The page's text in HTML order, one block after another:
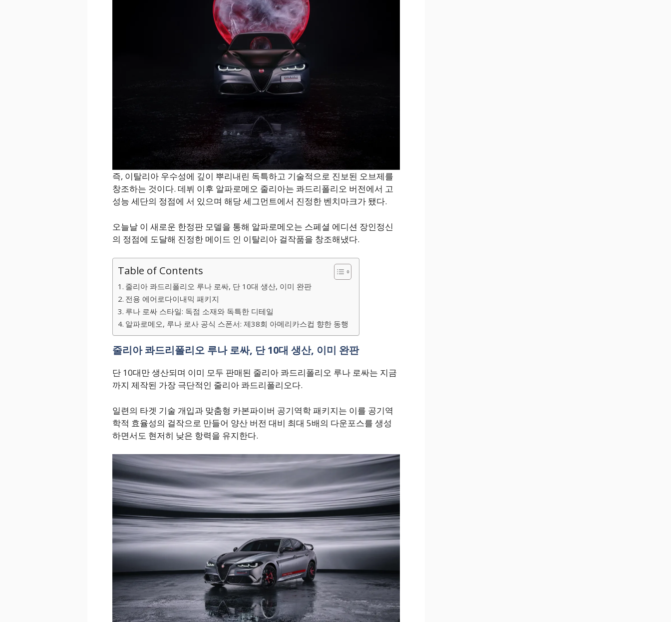
즉, 이탈리아 우수성에 깊이 뿌리내린 독특하고 기술적으로 진보된 오브제를
창조하는 것이다. 데뷔 이후 알파로메오 줄리아는 콰드리폴리오 버전에서 고
성능 세단의 정점에 서 있으며 해당 세그먼트에서 진정한 벤치마크가 됐다.
오늘날 이 새로운 한정판 모델을 통해 알파로메오는 스페셜 에디션 장인정신
의 정점에 도달해 진정한 메이드 인 이탈리아 걸작품을 창조해냈다.
Table of Contents
줄리아 콰드리폴리오 루나 로싸, 단 10대 생산, 이미 완판
전용 에어로다이내믹 패키지
루나 로싸 스타일: 독점 소재와 독특한 디테일
알파로메오, 루나 로사 공식 스폰서: 제38회 아메리카스컵 향한 동행
줄리아 콰드리폴리오 루나 로싸, 단 10대 생산, 이미 완판
단 10대만 생산되며 이미 모두 판매된 줄리아 콰드리폴리오 루나 로싸는 지금
까지 제작된 가장 극단적인 줄리아 콰드리폴리오다.
일련의 타겟 기술 개입과 맞춤형 카본파이버 공기역학 패키지는 이를 공기역
학적 효율성의 걸작으로 만들어 양산 버전 대비 최대 5배의 다운포스를 생성
하면서도 현저히 낮은 항력을 유지한다.